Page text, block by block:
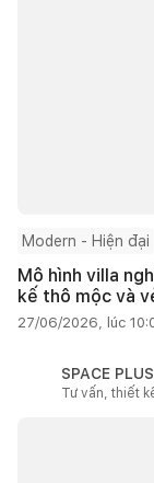
Modern - Hiện đại
Mô hình villa
kế thô mộc và
27/06/2026, lúc
SPACE PLUS
Tư vấn, thiết